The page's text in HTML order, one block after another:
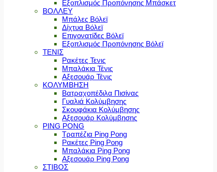
Εξοπλισμός Προπόνησης Μπάσκετ
ΒΟΛΛΕΥ
Μπάλες Βόλεϊ
Δίχτυα Βόλεϊ
Επιγονατίδες Βόλεϊ
Εξοπλισμός Προπόνησης Βόλεϊ
ΤΕΝΙΣ
Ρακέτες Τενις
Μπαλάκια Τένις
Αξεσουάρ Τένις
ΚΟΛΥΜΒΗΣΗ
Βατραχοπέδιλα Πισίνας
Γυαλιά Κολύμβησης
Σκουφάκια Κολύμβησης
Αξεσουάρ Κολύμβησης
PING PONG
Τραπέζια Ping Pong
Ρακέτες Ping Pong
Μπαλάκια Ping Pong
Αξεσουάρ Ping Pong
ΣΤΙΒΟΣ